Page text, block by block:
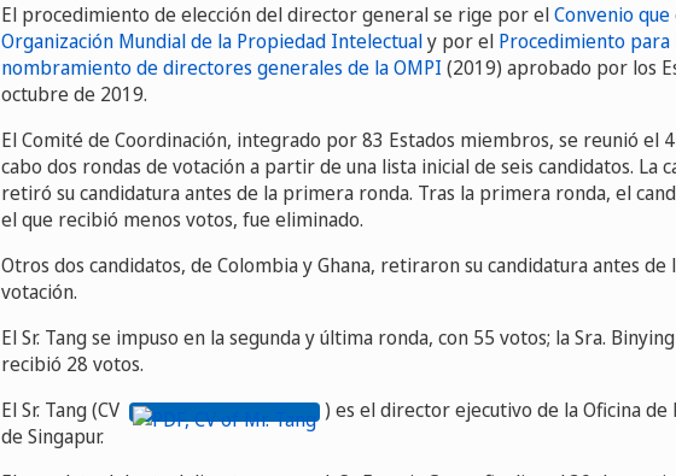
El procedimiento de elección del director general se rige por elConvenio
Organización Mundial de la Propiedad Intelectualy por el Procedimiento para
nombramiento de directores generales de la OMPI (2019) aprobado por los
octubre de 2019.
El Comité de Coordinación, integrado por 83 Estados miembros, se reunió el
cabo dos rondas de votación a partir de una lista inicial de seis candidatos. La
retiró su candidatura antes de la primera ronda. Tras la primera ronda, el
el que recibió menos votos, fue eliminado.
Otros dos candidatos, de Colombia y Ghana, retiraron su candidatura antes de
votación.
El Sr. Tang se impuso en la segunda y última ronda, con 55 votos; la Sra.
recibió 28 votos.
El Sr. Tang (CV
) es el director ejecutivo de la Oficina
de Singapur.